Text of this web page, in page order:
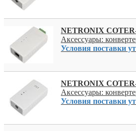
NETRONIX
Аксессуары:
Условия поставки
NETRONIX
Аксессуары:
Условия поставки